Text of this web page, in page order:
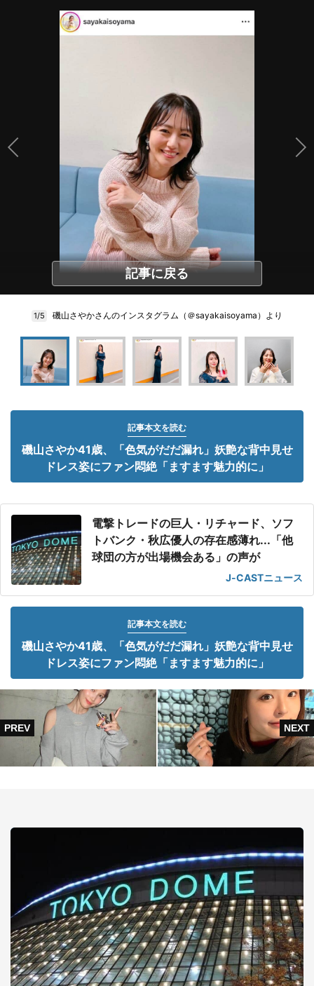
記事に戻る
1/5 磯山さやかさんのインスタグラム（＠sayakaisoyama）より
記事本文を読む
磯山さやか41歳、「色気がだだ漏れ」妖艶な背中見せ
ドレス姿にファン悶絶「ますます魅力的に」
電撃トレードの巨人・リチャード、ソフ
トバンク・秋広優人の存在感薄れ...「他
球団の方が出場機会ある」の声が
J-CASTニュース
記事本文を読む
磯山さやか41歳、「色気がだだ漏れ」妖艶な背中見せ
ドレス姿にファン悶絶「ますます魅力的に」